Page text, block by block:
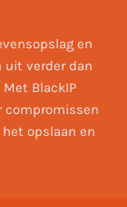
en
uit verder dan
BlackIP
compromissen
opslaan en